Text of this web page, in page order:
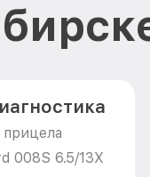
008S 6.5/13X